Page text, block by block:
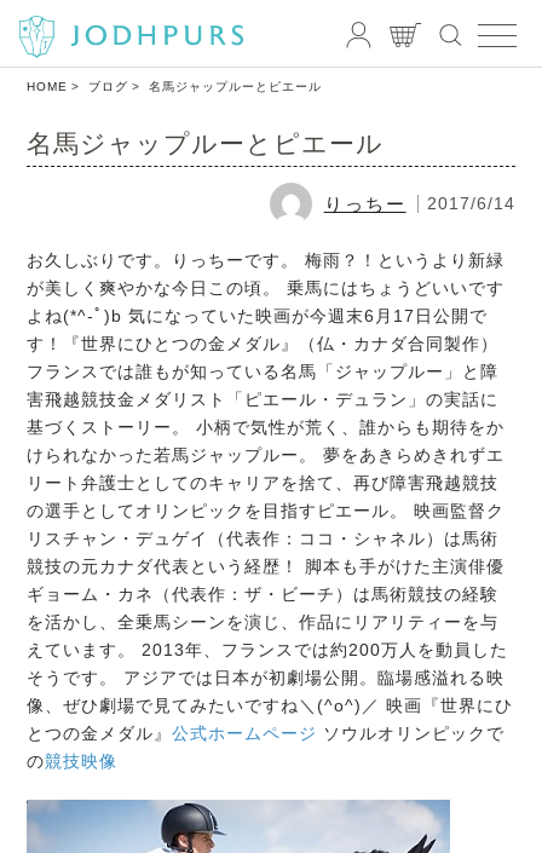
HOME ブログ 名馬ジャップルーとピエール
名馬ジャップルーとピエール
りっちー 2017/6/14
お久しぶりです。りっちーです。 梅雨？！というより新緑
が美しく爽やかな今日この頃。 乗馬にはちょうどいいです
よね(*^-ﾟ)b 気になっていた映画が今週末6月17日公開で
す！『世界にひとつの金メダル』（仏・カナダ合同製作）
フランスでは誰もが知っている名馬「ジャップルー」と障
害飛越競技金メダリスト「ピエール・デュラン」の実話に
基づくストーリー。 小柄で気性が荒く、誰からも期待をか
けられなかった若馬ジャップルー。 夢をあきらめきれずエ
リート弁護士としてのキャリアを捨て、再び障害飛越競技
の選手としてオリンピックを目指すピエール。 映画監督ク
リスチャン・デュゲイ（代表作：ココ・シャネル）は馬術
競技の元カナダ代表という経歴！ 脚本も手がけた主演俳優
ギョーム・カネ（代表作：ザ・ビーチ）は馬術競技の経験
を活かし、全乗馬シーンを演じ、作品にリアリティーを与
えています。 2013年、フランスでは約200万人を動員した
そうです。 アジアでは日本が初劇場公開。臨場感溢れる映
像、ぜひ劇場で見てみたいですね＼(^o^)／ 映画『世界にひ
とつの金メダル』公式ホームページ ソウルオリンピックで
の競技映像